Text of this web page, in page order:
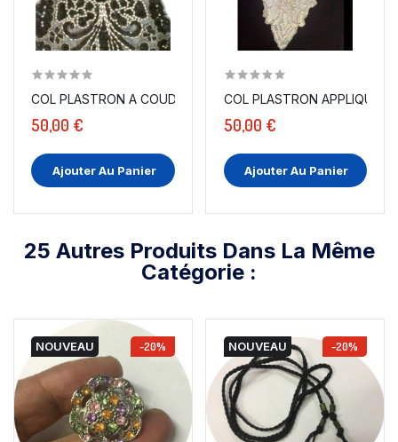
COL PLASTRON A COUDRE EN SEQUIN ARGENT ET PERLES
50,00 €
Ajouter Au Panier
COL PLASTRON APPLIQUE À
50,00 €
Ajouter Au Panier
25 Autres Produits Dans La Même
Catégorie :
NOUVEAU -20% NOUVEAU -20%